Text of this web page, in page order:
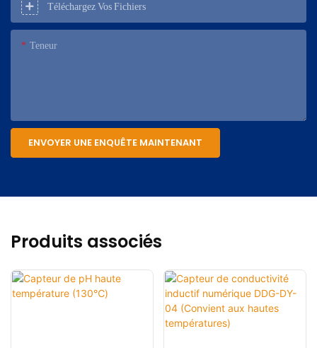
Téléchargez Vos Fichiers
Teneur
ENVOYER UNE ENQUÊTE MAINTENANT
Produits associés